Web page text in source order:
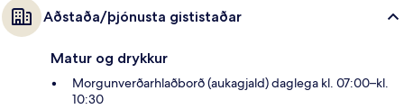
Aðstaða/þjónusta gististaðar
Matur og drykkur
Morgunverðarhlaðborð (aukagjald) daglega kl. 07:00–kl.
10:30